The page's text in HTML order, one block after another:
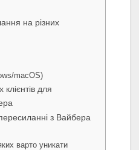
на різних
macOS)
для
з Вайбера
варто уникати